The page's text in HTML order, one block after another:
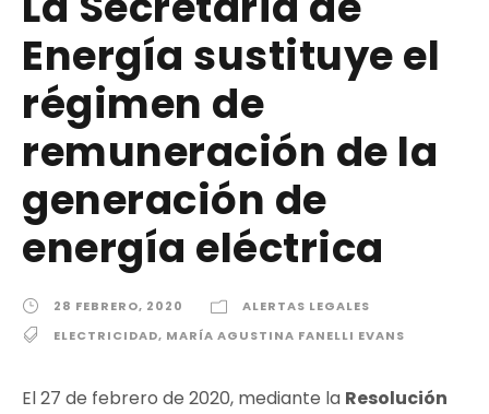
Energía sustituye el
régimen de
remuneración de la
generación de
energía eléctrica
28 FEBRERO, 2020
ALERTAS LEGALES
ELECTRICIDAD, MARÍA AGUSTINA FANELLI EVANS
El 27 de febrero de 2020, mediante la Resolución